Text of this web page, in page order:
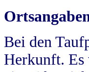
Bei den
Herkunft. Es